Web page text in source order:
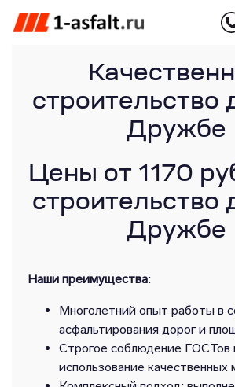
строительство
Дружбе
Цены от 1170
строительство
Дружбе
Наши преимущества:
Многолетний опыт работы в
асфальтирования дорог и
Строгое соблюдение
использование качественных